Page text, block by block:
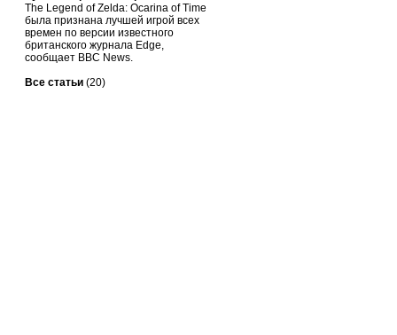
The Legend of Zelda: Ocarina of Time
была признана лучшей игрой всех
времен по версии известного
британского журнала Edge,
сообщает BBC News.
Все статьи (20)